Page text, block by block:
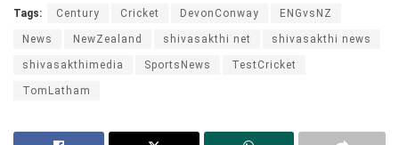
Tags: Century Cricket DevonConway ENGvsNZ
News NewZealand shivasakthi net shivasakthi news
shivasakthimedia SportsNews TestCricket
TomLatham